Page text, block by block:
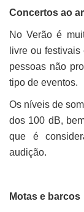
Concertos ao
No Verão é
livre ou
pessoas não
tipo de eventos.
Os níveis de
dos 100 dB,
que é
audição.
Motas e barcos